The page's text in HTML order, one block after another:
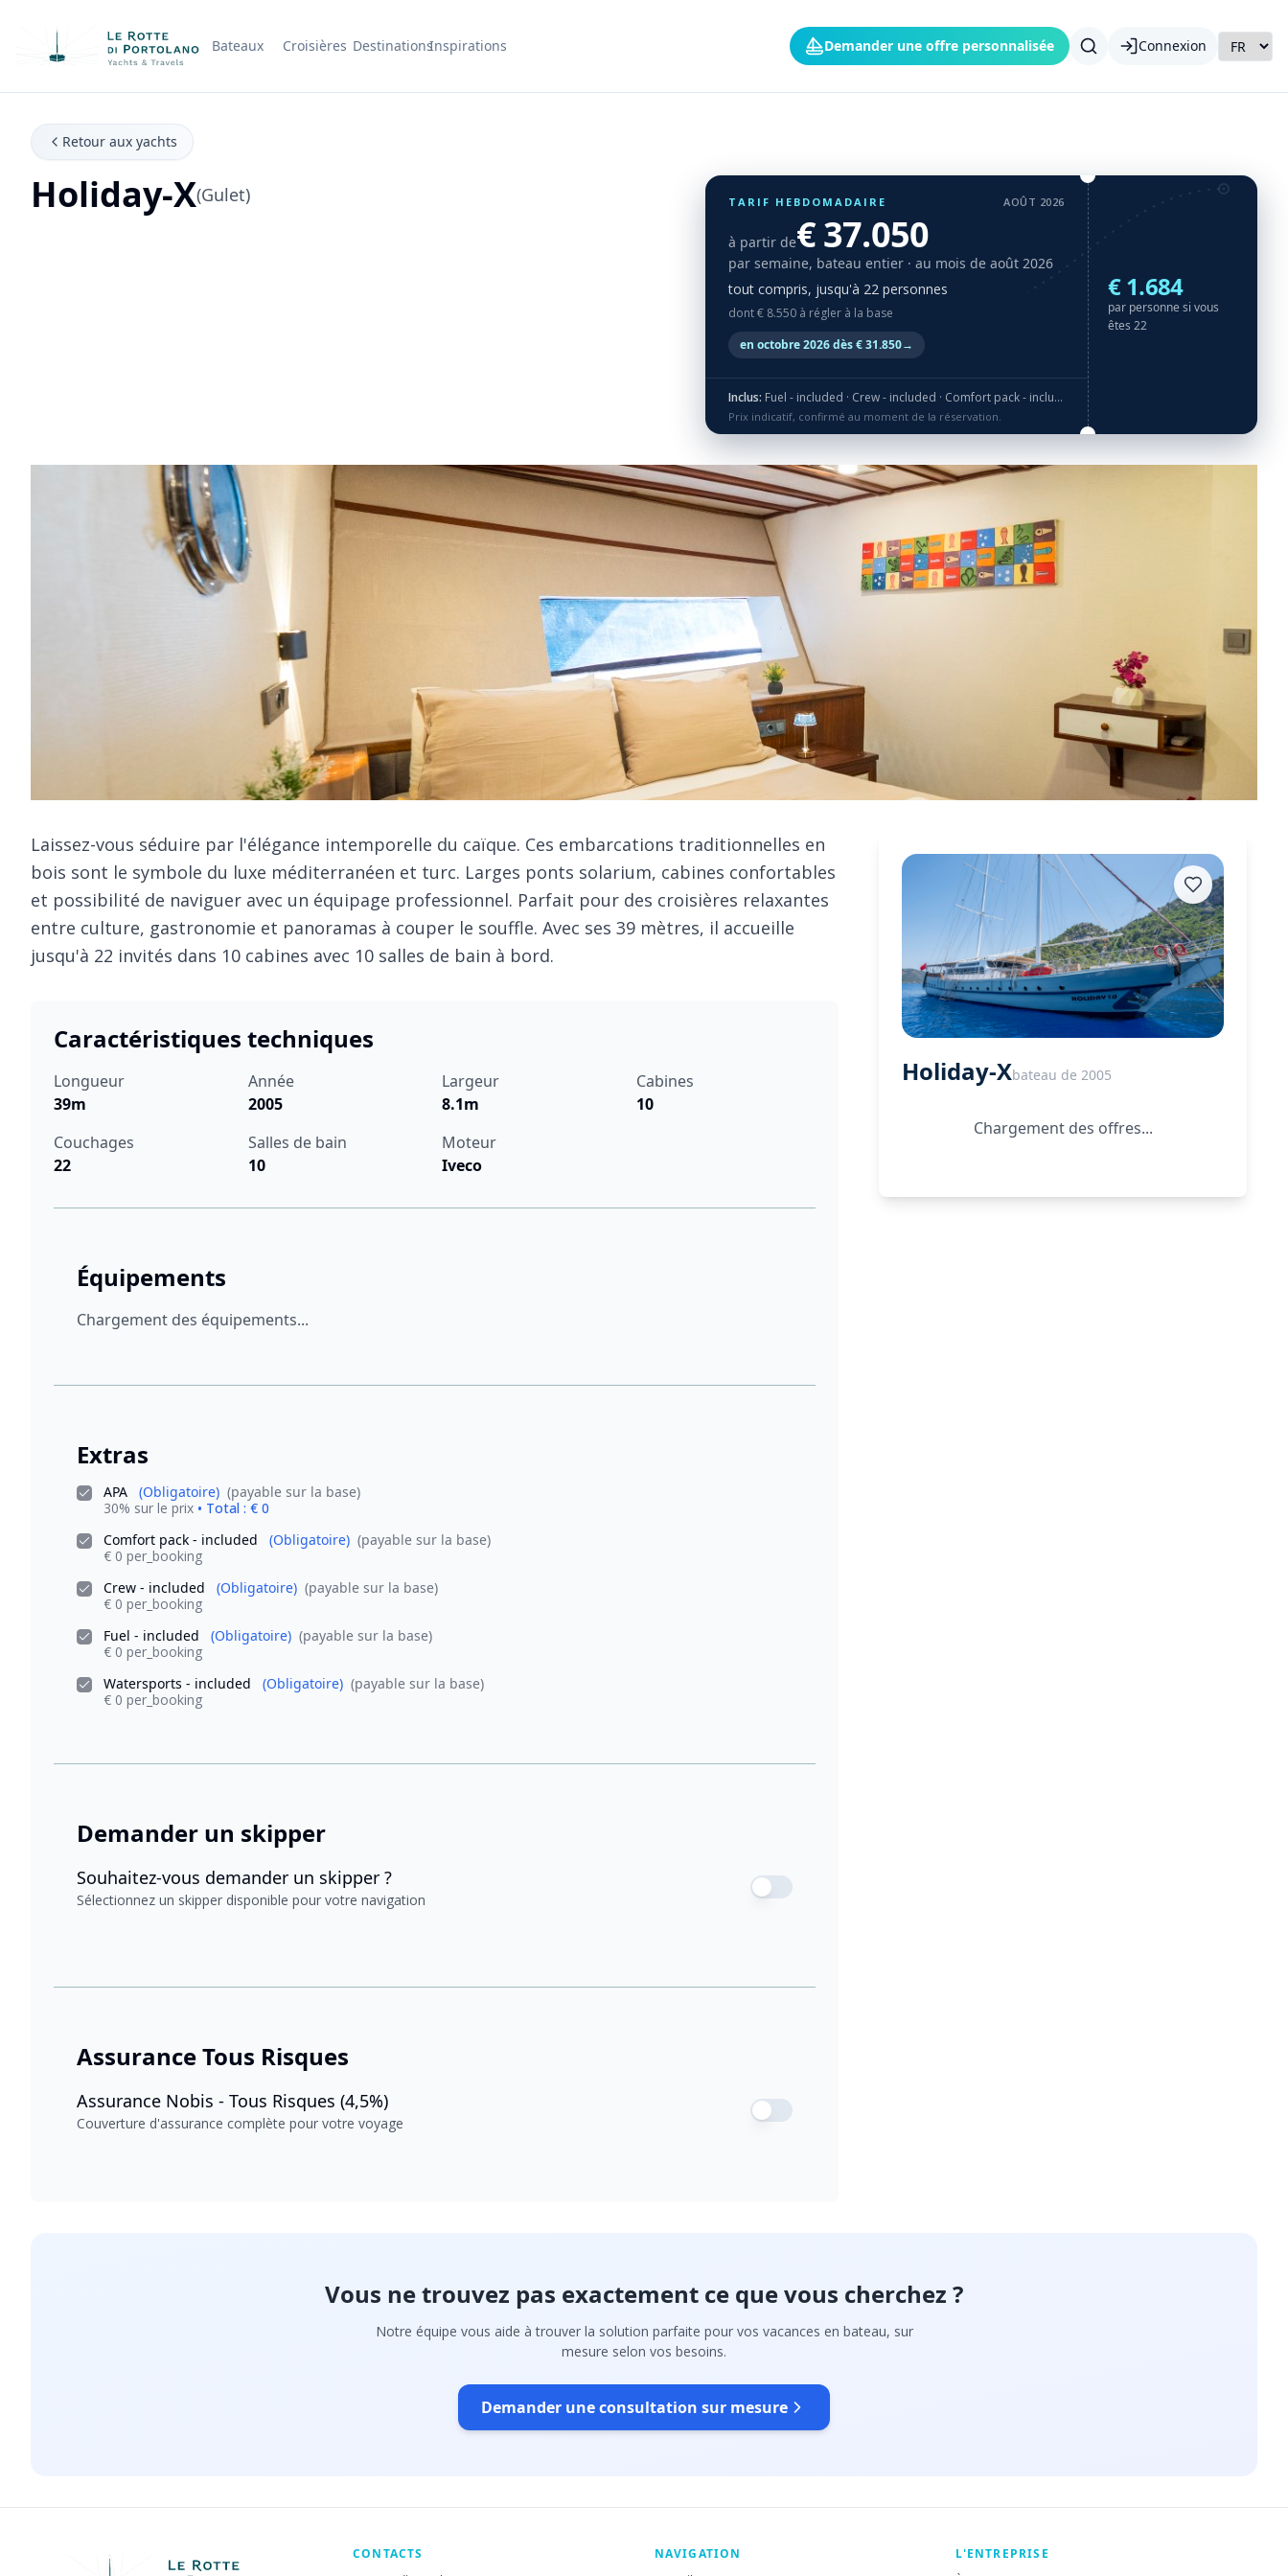
Nom de l'entreprise Bateaux Croisières DestinationsInspirations Demander une offre personnalisée Connexion
Retour aux yachts
Holiday-X(Gulet) TARIF HEBDOMADAIRE AOÛT 2026
à partir de€ 37.050
par semaine, bateau entier · au mois de août 2026
tout compris, jusqu'à 22 personnes
dont € 8.550 à régler à la base
en octobre 2026 dès € 31.850→
Inclus: Fuel - included · Crew - included · Comfort pack - included · Watersports - included
Prix indicatif, confirmé au moment de la réservation.
€ 1.684
par personne si vous
êtes 22
Laissez-vous séduire par l'élégance intemporelle du caïque. Ces embarcations traditionnelles en
bois sont le symbole du luxe méditerranéen et turc. Larges ponts solarium, cabines confortables
et possibilité de naviguer avec un équipage professionnel. Parfait pour des croisières relaxantes
entre culture, gastronomie et panoramas à couper le souffle. Avec ses 39 mètres, il accueille
jusqu'à 22 invités dans 10 cabines avec 10 salles de bain à bord.
Caractéristiques techniques
Longueur
39m
Année
2005
Largeur
8.1m
Cabines
10
Couchages
22
Salles de bain
10
Moteur
Iveco
Équipements
Chargement des équipements...
Extras
APA (Obligatoire) (payable sur la base)
30% sur le prix • Total : € 0
Comfort pack - included
(Obligatoire) (payable sur la base)
€ 0 per_booking
Crew - included
(Obligatoire) (payable sur la base)
€ 0 per_booking
Fuel - included
(Obligatoire) (payable sur la base)
€ 0 per_booking
Watersports - included
(Obligatoire) (payable sur la base)
€ 0 per_booking
Demander un skipper
Souhaitez-vous demander un skipper ?
Sélectionnez un skipper disponible pour votre navigation
Assurance Tous Risques
Assurance Nobis - Tous Risques (4,5%)
Couverture d'assurance complète pour votre voyage
Holiday-Xbateau de 2005
Chargement des offres...
Vous ne trouvez pas exactement ce que vous cherchez ?
Notre équipe vous aide à trouver la solution parfaite pour vos vacances en bateau, sur
mesure selon vos besoins.
Demander une consultation sur mesure
CONTACTS
NAVIGATION
L'ENTREPRISE